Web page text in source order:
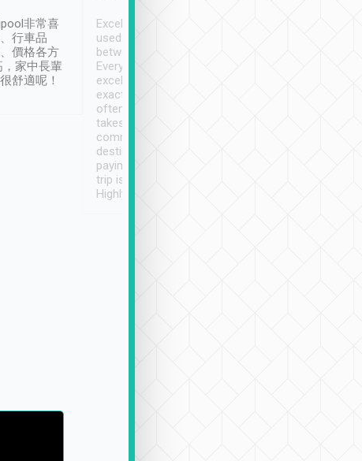
非常喜
行車品
價格各方
，家中長輩
舒適呢！
Excellent service. We have
used Tripool to travel
between cities in Taiwan.
Every driver has been
excellent and arrives
exactly on time. As there is
often limited English it
takes the difficulty out of
communicating the
destination details and
paying online prior to the
trip is very convenient.
Highly recommended